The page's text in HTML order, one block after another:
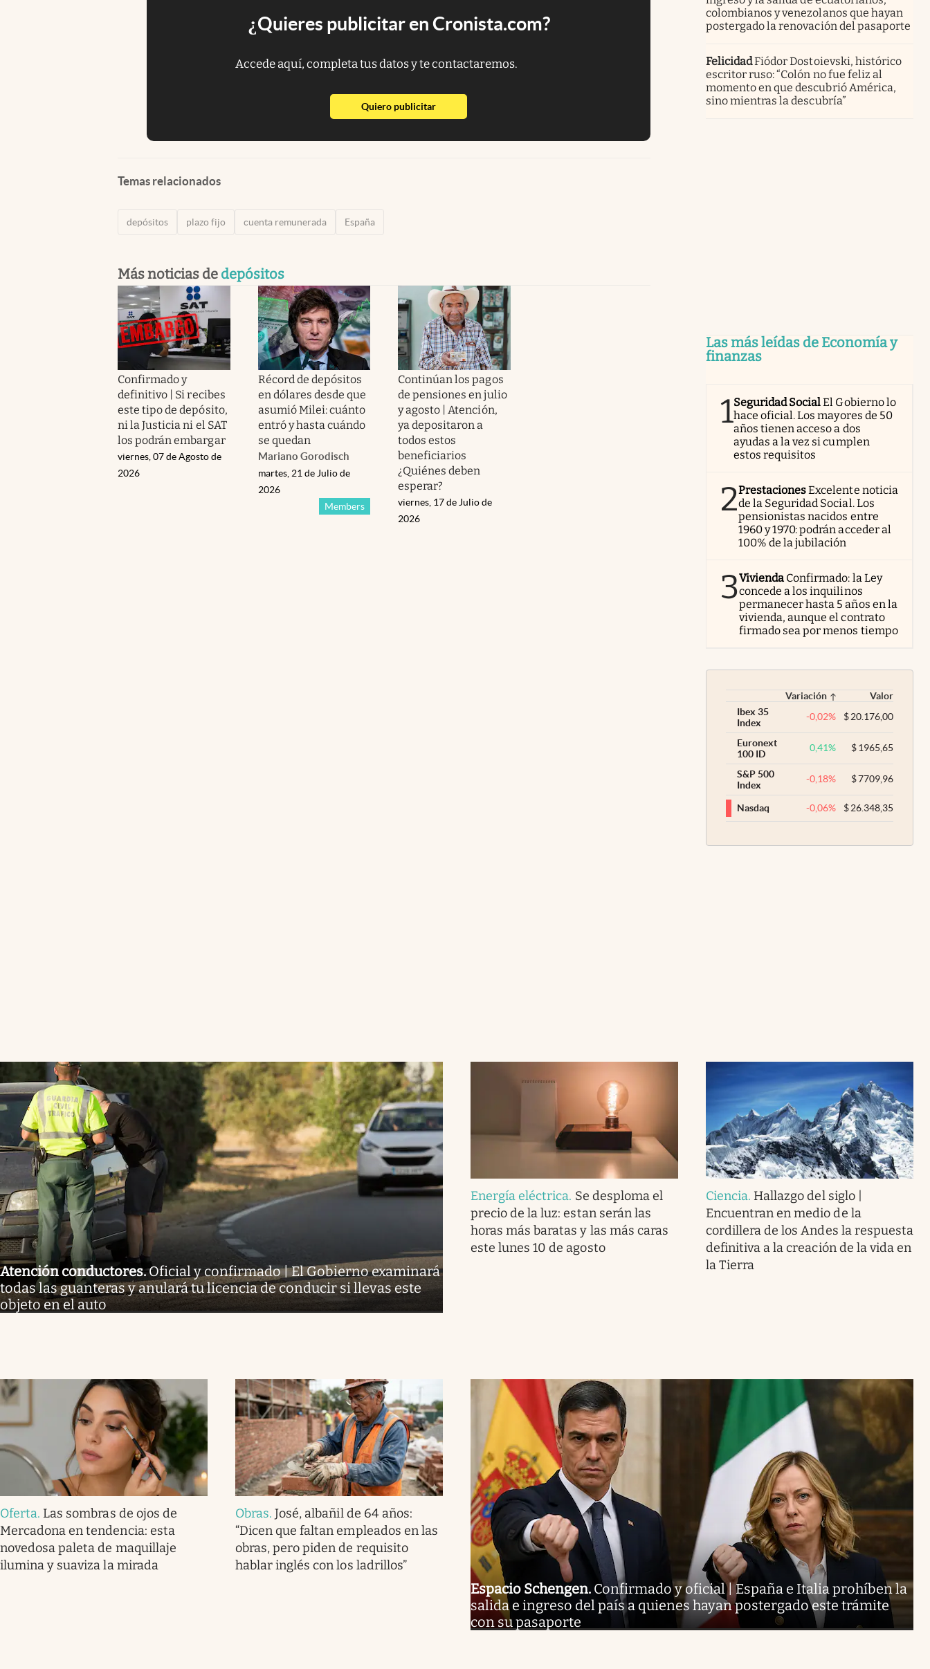
¿Quieres publicitar en Cronista.com?
Accede aquí, completa tus datos y te contactaremos.
Quiero publicitarabre en nueva pestaña
Temas relacionados
depósitos plazo fijo cuenta remunerada España
Más noticias de depósitos
Confirmado y
definitivo | Si recibes
este tipo de depósito,
ni la Justicia ni el SAT
los podrán embargar
viernes, 07 de Agosto de
2026
Récord de depósitos
en dólares desde que
asumió Milei: cuánto
entró y hasta cuándo
se quedan
Mariano Gorodisch
Members
martes, 21 de Julio de
2026
Continúan los pagos
de pensiones en julio
y agosto | Atención,
ya depositaron a
todos estos
beneficiarios
¿Quiénes deben
esperar?
viernes, 17 de Julio de
2026
colombianos y venezolanos que hayan
postergado la renovación del pasaporte
FelicidadFiódor Dostoievski, histórico
escritor ruso: “Colón no fue feliz al
momento en que descubrió América,
sino mientras la descubría”
Las más leídas de Economía y
finanzas
1Seguridad SocialEl Gobierno lo
hace oficial. Los mayores de 50
años tienen acceso a dos
ayudas a la vez si cumplen
estos requisitos
2PrestacionesExcelente noticia
de la Seguridad Social. Los
pensionistas nacidos entre
1960 y 1970: podrán acceder al
100% de la jubilación
3Vivienda Confirmado: la Ley
concede a los inquilinos
permanecer hasta 5 años en la
vivienda, aunque el contrato
firmado sea por menos tiempo
Variación
Valor
Ibex 35
Index
-0,02% $20.176,00
Euronext
100 ID
0,41% $1965,65
S&P 500
Index
-0,18% $7709,96
Nasdaq -0,06% $26.348,35
Atención conductores.Oficial y confirmado | El Gobierno examinará
todas las guanteras y anulará tu licencia de conducir si llevas este
objeto en el auto
Energía eléctrica. Se desploma el
precio de la luz: estan serán las
horas más baratas y las más caras
este lunes 10 de agosto
Ciencia. Hallazgo del siglo |
Encuentran en medio de la
cordillera de los Andes la respuesta
definitiva a la creación de la vida en
la Tierra
Oferta. Las sombras de ojos de
Mercadona en tendencia: esta
novedosa paleta de maquillaje
ilumina y suaviza la mirada
Obras.José, albañil de 64 años:
“Dicen que faltan empleados en las
obras, pero piden de requisito
hablar inglés con los ladrillos”
Espacio Schengen. Confirmado y oficial | España e Italia prohíben la
salida e ingreso del país a quienes hayan postergado este trámite
con su pasaporte